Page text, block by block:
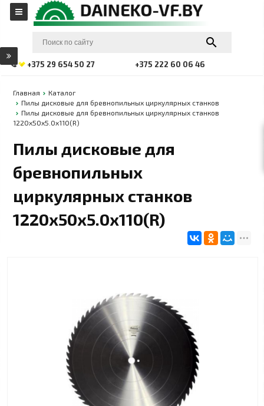
+375 29 654 50 27 +375 222 60 06 46
Главная
Каталог
Пилы дисковые для бревнопильных циркулярных станков
Пилы дисковые для бревнопильных циркулярных станков
1220x50x5.0x110(R)
Пилы дисковые для
бревнопильных
циркулярных станков
1220x50x5.0x110(R)